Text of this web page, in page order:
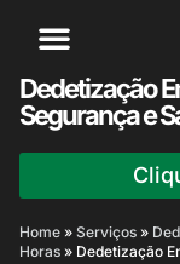
Dedetização
Segurança e
Home » Serviços »
Horas » Dedetização